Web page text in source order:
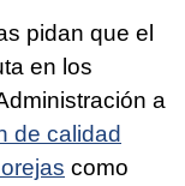
pidan que el
en los
a
de calidad
como